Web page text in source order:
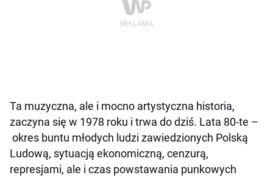
Ta muzyczna, ale i mocno artystyczna historia,
zaczyna się w 1978 roku i trwa do dziś. Lata 80-te –
okres buntu młodych ludzi zawiedzionych Polską
Ludową, sytuacją ekonomiczną, cenzurą,
represjami, ale i czas powstawania punkowych